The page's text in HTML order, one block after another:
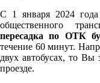
С 1 января 2024
общественного
пересадка по ОТК
течение 60 минут.
двух автобусах, то Вы
проезде.